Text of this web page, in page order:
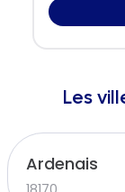
Les
Ardenais